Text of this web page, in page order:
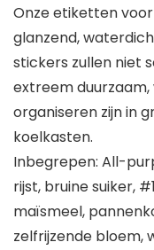
Onze etiketten
glanzend,
stickers zullen niet
extreem
organiseren zijn in
koelkasten.
Inbegrepen: All-
rijst, bruine suiker,
maïsmeel,
zelfrijzende bloem,